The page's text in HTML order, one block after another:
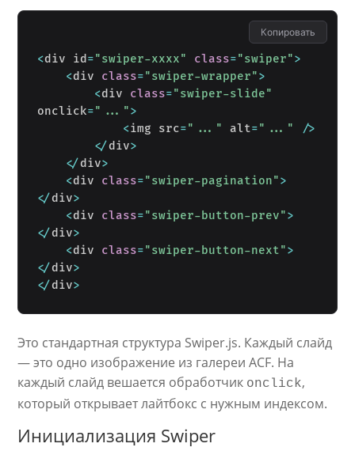
<div id ="swiper-xxxx" class="swiper">
<div class="swiper-wrapper">
<div class="swiper-slide"
onclick="...">
<img src="..." alt="..." />
</div>
</div>
<div class="swiper-pagination">
</div>
<div class="swiper-button-prev">
</div>
<div class="swiper-button-next">
</div>
</div>
Копировать
Это стандартная структура Swiper.js. Каждый слайд
— это одно изображение из галереи ACF. На
каждый слайд вешается обработчик onclick,
который открывает лайтбокс с нужным индексом.
Инициализация Swiper